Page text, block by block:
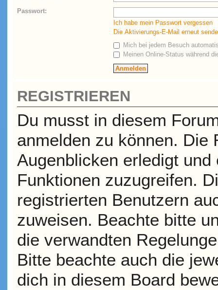
Passwort:
Ich habe mein Passwort vergessen
Die Aktivierungs-E-Mail erneut
Mich bei jedem Besuch
Meinen Online-Status während
REGISTRIEREN
Du musst in diesem
anmelden zu können. Die
Augenblicken erledigt
Funktionen zuzugreifen.
registrierten Benutzern
zuweisen. Beachte bitte
die verwandten
Bitte beachte auch die
dich in diesem Board